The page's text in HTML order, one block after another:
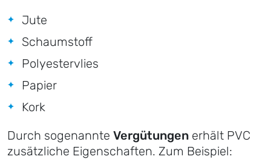
Jute
Schaumstoff
Polyestervlies
Papier
Kork
Durch sogenannte Vergütungen erhält PVC
zusätzliche Eigenschaften. Zum Beispiel: